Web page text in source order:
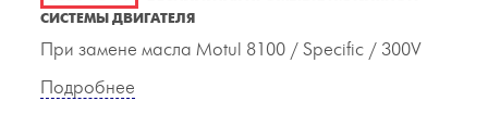
СИСТЕМЫ ДВИГАТЕЛЯ
При замене масла Motul 8100 / Specific / 300V
Подробнее